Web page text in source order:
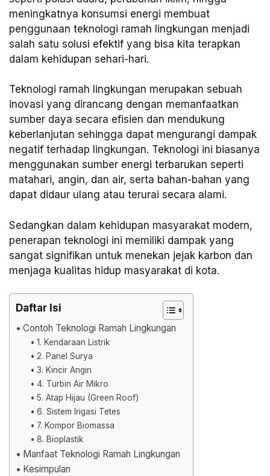
meningkatnya konsumsi energi membuat
penggunaan teknologi ramah lingkungan menjadi
salah satu solusi efektif yang bisa kita terapkan
dalam kehidupan sehari-hari.
Teknologi ramah lingkungan merupakan sebuah
inovasi yang dirancang dengan memanfaatkan
sumber daya secara efisien dan mendukung
keberlanjutan sehingga dapat mengurangi dampak
negatif terhadap lingkungan. Teknologi ini biasanya
menggunakan sumber energi terbarukan seperti
matahari, angin, dan air, serta bahan-bahan yang
dapat didaur ulang atau terurai secara alami.
Sedangkan dalam kehidupan masyarakat modern,
penerapan teknologi ini memiliki dampak yang
sangat signifikan untuk menekan jejak karbon dan
menjaga kualitas hidup masyarakat di kota.
Daftar Isi
Contoh Teknologi Ramah Lingkungan
1. Kendaraan Listrik
2. Panel Surya
3. Kincir Angin
4. Turbin Air Mikro
5. Atap Hijau (Green Roof)
6. Sistem Irigasi Tetes
7. Kompor Biomassa
8. Bioplastik
Manfaat Teknologi Ramah Lingkungan
Kesimpulan